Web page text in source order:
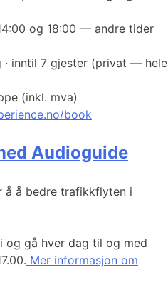
og 18:00 — andre tider
· inntil 7 gjester (privat — hele
(inkl. mva)
book
Audioguide
å bedre trafikkflyten i
og gå hver dag til og med
Mer informasjon om